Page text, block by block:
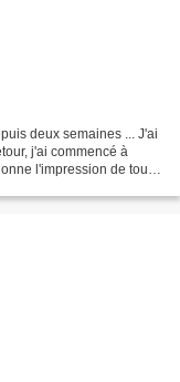
deux semaines ... J'ai
j'ai commencé à
l'impression de tout